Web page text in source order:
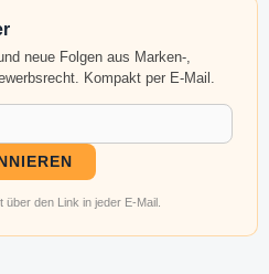
neue Folgen aus Marken-,
Kompakt per E-Mail.
den Link in jeder E-Mail.